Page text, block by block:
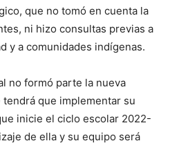
que no tomó en cuenta la
ni hizo consultas previas a
y a comunidades indígenas.
no formó parte la nueva
que implementar su
inicie el ciclo escolar 2022-
de ella y su equipo será